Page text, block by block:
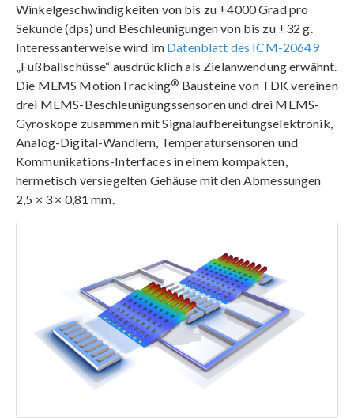
Winkelgeschwindigkeiten von bis zu ±4000 Grad pro
Sekunde (dps) und Beschleunigungen von bis zu ±32 g.
Interessanterweise wird im Datenblatt des ICM-20649
„Fußballschüsse“ ausdrücklich als Zielanwendung erwähnt.
Die MEMS MotionTracking® Bausteine von TDK vereinen
drei MEMS-Beschleunigungssensoren und drei MEMS-
Gyroskope zusammen mit Signalaufbereitungselektronik,
Analog-Digital-Wandlern, Temperatursensoren und
Kommunikations-Interfaces in einem kompakten,
hermetisch versiegelten Gehäuse mit den Abmessungen
2,5 × 3 × 0,81 mm.